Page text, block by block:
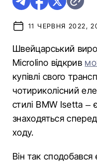
11 ЧЕРВНЯ 2022,
Швейцарський
Microlino відкрив
купівлі свого
чотириколісний
стилі BMW Isetta –
знаходяться
ходу.
Він так